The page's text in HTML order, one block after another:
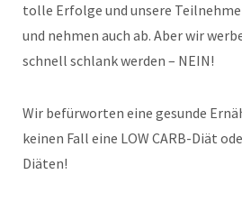
tolle Erfolge und unsere
und nehmen auch ab. Aber wir
schnell schlank werden – NEIN!
Wir befürworten eine gesunde
keinen Fall eine LOW CARB-Diät
Diäten!